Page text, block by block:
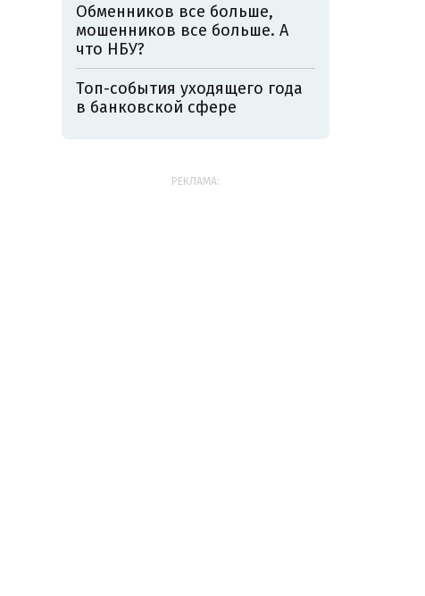
Обменников все больше,
мошенников все больше. А
что НБУ?
Топ-события уходящего года
в банковской сфере
РЕКЛАМА: